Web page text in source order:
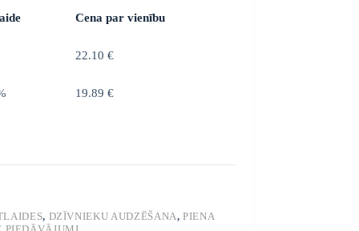
Cena par vienību
22.10 €
19.89 €
, DZĪVNIEKU AUDZĒŠANA,PIENA